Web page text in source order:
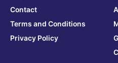
Contact
Terms and Conditions
Privacy Policy